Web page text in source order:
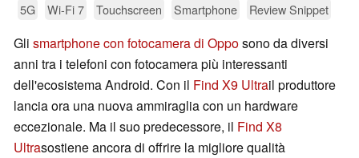
5G Wi-Fi 7 Touchscreen Smartphone Review Snippet
Gli smartphone con fotocamera di Opposono da diversi
anni tra i telefoni con fotocamera più interessanti
dell'ecosistema Android. Con il Find X9 Ultrail produttore
lancia ora una nuova ammiraglia con un hardware
eccezionale. Ma il suo predecessore, il Find X8
Ultrasostiene ancora di offrire la migliore qualità